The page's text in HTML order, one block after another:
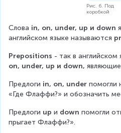
Рис. 6. Под
коробкой
Слова in, on, under, up и down
английском языке называются
Prepositions - так в английском
on, under, up и down,
Предлоги in, on, under помогли
«Где Флаффи?» и обозначить
Предлоги up и down помогли
прыгает Флаффи?».